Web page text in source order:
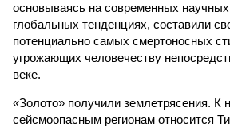
основываясь на современных
глобальных тенденциях, составили
потенциально самых смертоносных
угрожающих человечеству
веке.
«Золото» получили землетрясения. К
сейсмоопасным регионам относится